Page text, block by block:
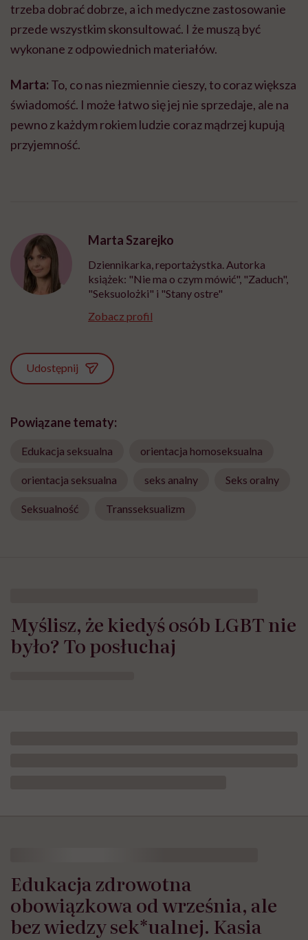
trzeba dobrać dobrze, a ich medyczne zastosowanie
przede wszystkim skonsultować. I że muszą być
wykonane z odpowiednich materiałów.
Marta: To, co nas niezmiennie cieszy, to coraz większa
świadomość. I może łatwo się jej nie sprzedaje, ale na
pewno z każdym rokiem ludzie coraz mądrzej kupują
przyjemność.
Marta Szarejko
Dziennikarka, reportażystka. Autorka
książek: "Nie ma o czym mówić", "Zaduch",
"Seksuolożki" i "Stany ostre"
Zobacz profil
Udostępnij
Powiązane tematy:
Edukacja seksualna orientacja homoseksualna
orientacja seksualna seks analny Seks oralny
Seksualność Transseksualizm
Myślisz, że kiedyś osób LGBT nie
było? To posłuchaj
Edukacja zdrowotna
obowiązkowa od września, ale
bez wiedzy sek*ualnej. Kasia